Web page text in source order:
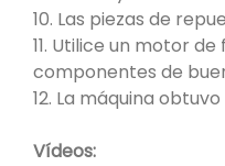
10. Las piezas de
11. Utilice un motor
componentes de
12. La máquina
Vídeos: